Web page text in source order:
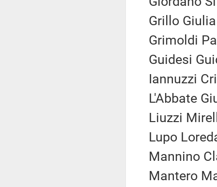
Grillo
Grimoldi
Guidesi
Iannuzzi
L'Abbate
Liuzzi
Lupo
Mannino
Mantero